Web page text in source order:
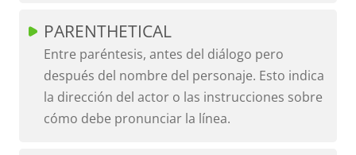
PARENTHETICAL
Entre paréntesis, antes del diálogo pero
después del nombre del personaje. Esto indica
la dirección del actor o las instrucciones sobre
cómo debe pronunciar la línea.